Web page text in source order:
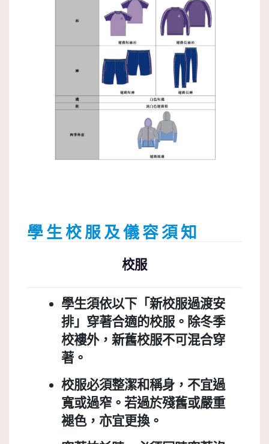
學 生 校 服 及 儀 容 須 知
校服
學生須依以下「新校服過渡安
排」穿著合適的校服。除冬季
校褸外，新舊校服不可混合穿
著。
校服必須整潔和稱身，不宜過
寬或過窄。若過於殘舊或嚴重
褪色，亦宜更換。